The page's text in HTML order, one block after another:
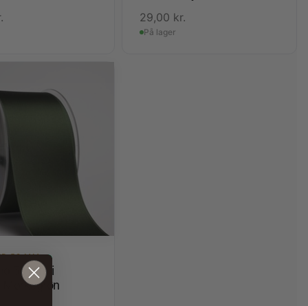
29,00 kr.
På lager
50 MM
50 mm i
Mørkegrøn